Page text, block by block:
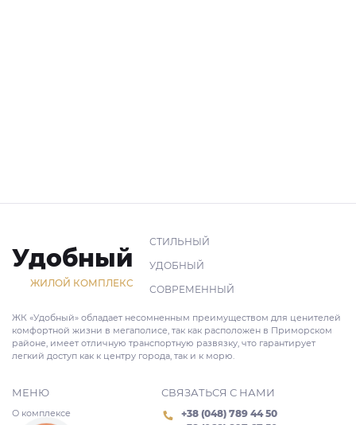
Удобный
ЖИЛОЙ КОМПЛЕКС
СТИЛЬНЫЙ
УДОБНЫЙ
СОВРЕМЕННЫЙ
ЖК «Удобный» обладает несомненным преимуществом для ценителей
комфортной жизни в мегаполисе, так как расположен в Приморском
районе, имеет отличную транспортную развязку, что гарантирует
легкий доступ как к центру города, так и к морю.
МЕНЮ
О комплексе
СВЯЗАТЬСЯ С НАМИ
+38 (048) 789 44 50